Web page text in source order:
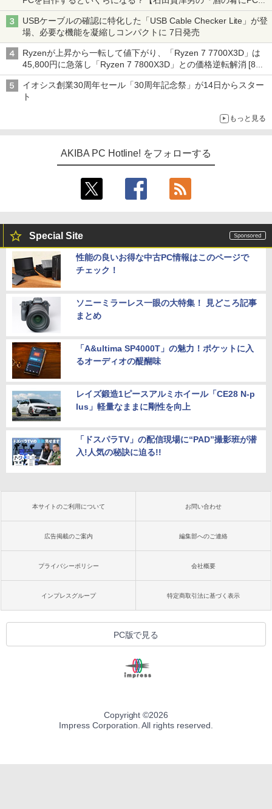
ーム』】
USBケーブルの確認に特化した「USB Cable Checker Lite」が登
場、必要な機能を凝縮しコンパクトに 7日発売
Ryzenが上昇から一転して値下がり、「Ryzen 7 7700X3D」は
45,800円に急落し「Ryzen 7 7800X3D」との価格逆転解消 [8月
前半のCPU価格]
イオシス創業30周年セール「30周年記念祭」が14日からスター
ト
もっと見る
AKIBA PC Hotline! をフォローする
Special Site
性能の良いお得な中古PC情報はこのページで
チェック！
ソニーミラーレス一眼の大特集！ 見どころ記事
まとめ
「A&ultima SP4000T」の魅力！ポケットに入
るオーディオの醍醐味
レイズ鍛造1ピースアルミホイール「CE28 N-p
lus」軽量なままに剛性を向上
「ドスパラTV」の配信現場に“PAD”撮影班が潜
入!人気の秘訣に迫る!!
本サイトのご利用について お問い合わせ
広告掲載のご案内 編集部へのご連絡
プライバシーポリシー 会社概要
インプレスグループ 特定商取引法に基づく表示
PC版で見る
Copyright ©2026
Impress Corporation. All rights reserved.